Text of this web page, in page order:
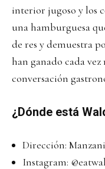
interior jugoso y los
una hamburguesa
de res y demuestra
han ganado cada
conversación
¿Dónde está
Dirección:
Instagram: